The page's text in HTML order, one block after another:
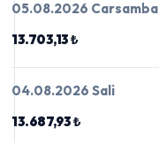
05.08.2026 Carsamba
13.703,13 ₺
04.08.2026 Sali
13.687,93 ₺